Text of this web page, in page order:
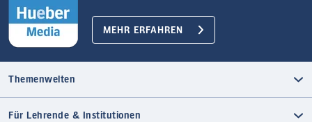
MEHR ERFAHREN
Themenwelten
Für Lehrende & Institutionen